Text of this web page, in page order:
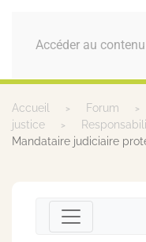
Accéder au
MENU
Accueil Forum
justice
Mandataire judiciaire